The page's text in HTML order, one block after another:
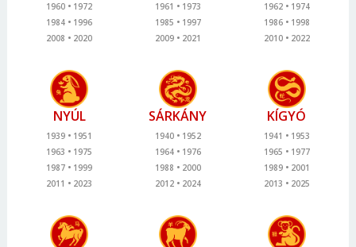
1960
1972
1984
1996
2008
2020
1961
1973
1985
1997
2009
2021
1962
1974
1986
1998
2010
2022
NYÚL
1939
1951
1963
1975
1987
1999
2011
2023
SÁRKÁNY
1940
1952
1964
1976
1988
2000
2012
2024
KÍGYÓ
1941
1953
1965
1977
1989
2001
2013
2025